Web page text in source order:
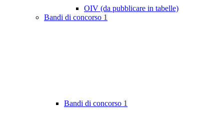
OIV (da pubblicare in tabelle)
Bandi di concorso 1
Bandi di concorso 1